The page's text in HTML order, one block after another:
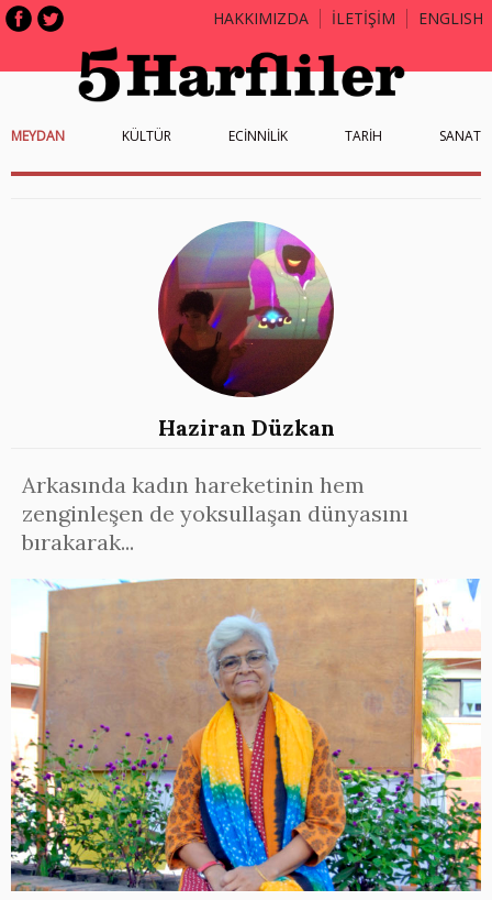
HAKKIMIZDA İLETİŞİM ENGLISH
MEYDAN KÜLTÜR ECİNNİLİK TARİH SANAT
Haziran Düzkan
Arkasında kadın hareketinin hem
zenginleşen de yoksullaşan dünyasını
bırakarak...